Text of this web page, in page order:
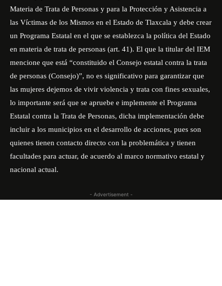
Materia de Trata de Personas y para la Protección y Asistencia a
las Víctimas de los Mismos en el Estado de Tlaxcala y debe crear
un Programa Estatal en el que se establezca la política del Estado
en materia de trata de personas (art. 41). El que la titular del IEM
mencione que está “constituido el Consejo estatal contra la trata
de personas (Consejo)”, no es significativo para garantizar que
las mujeres dejemos de vivir violencia y trata con fines sexuales,
lo importante será que se apruebe e implemente el Programa
Estatal contra la Trata de Personas, dicha implementación debe
incluir a los municipios en el desarrollo de acciones, pues son
quienes tienen contacto directo con la problemática y tienen
facultades para actuar, de acuerdo al marco normativo estatal y
nacional actual.
- Advertisement -